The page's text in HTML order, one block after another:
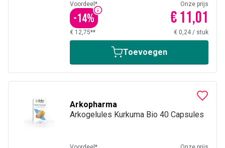
Voordeel*
-14%
Onze prijs
€ 11,01
€ 12,75** € 0,24 / stuk
Toevoegen
Arkopharma
Arkogelules Kurkuma Bio 40 Capsules